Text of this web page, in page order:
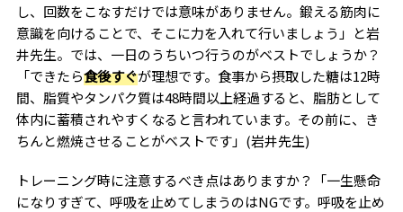
し、回数をこなすだけでは意味がありません。鍛える筋肉に
意識を向けることで、そこに力を入れて行いましょう」と岩
井先生。では、一日のうちいつ行うのがベストでしょうか？
「できたら食後すぐが理想です。食事から摂取した糖は12時
間、脂質やタンパク質は48時間以上経過すると、脂肪として
体内に蓄積されやすくなると言われています。その前に、き
ちんと燃焼させることがベストです」(岩井先生)
トレーニング時に注意するべき点はありますか？「一生懸命
になりすぎて、呼吸を止めてしまうのはNGです。呼吸を止め